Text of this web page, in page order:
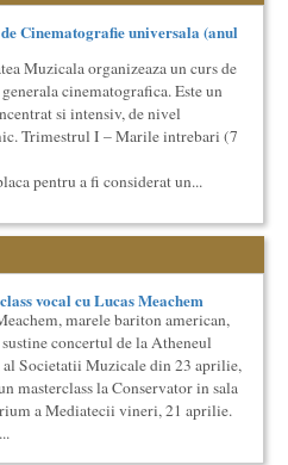
un curs de cultura generala
concentrat, de nivel
un curs de Filosofie a vietii
durata de un an (2
capodopere
un curs de arta universala:
Este un curs intensiv si
Lansarea cartii O bucatarie
in Noul Cinema Romanes...
predare a cursurilor de
felul in care se desfasoara
- multi si le imagineaza...
Cinematografie universala (anul
Muzicala organizeaza un curs de
cinematografica. Este un
si intensiv, de nivel
Trimestrul I – Marile intrebari (7
pentru a fi considerat un...
vocal cu Lucas Meachem
marele bariton american,
concertul de la Atheneul
al Societatii Muzicale din 23 aprilie,
masterclass la Conservator in sala
a Mediatecii vineri, 21 aprilie.